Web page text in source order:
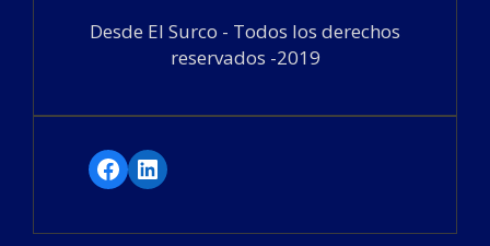
Facebook
LinkedIn
Funciona gracias a WordPress